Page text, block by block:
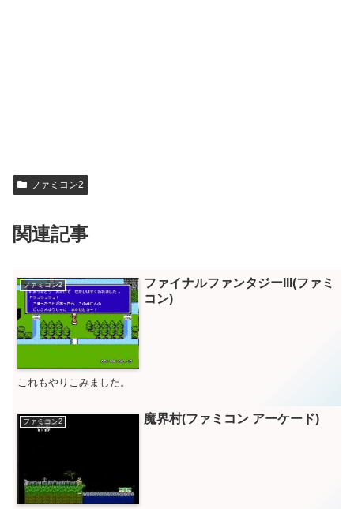
ファミコン2
関連記事
ファミコン2
ファイナルファンタジーIII(ファミ
コン)
これもやりこみました。
ファミコン2 魔界村(ファミコン アーケード)